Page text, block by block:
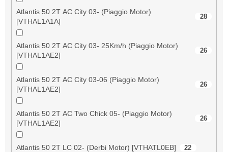
Atlantis 50 2T AC City 03- (Piaggio Motor)
[VTHAL1A1A]
28
Atlantis 50 2T AC City 03- 25Km/h (Piaggio Motor)
[VTHAL1AE2]
26
Atlantis 50 2T AC City 03-06 (Piaggio Motor)
[VTHAL1AE2]
26
Atlantis 50 2T AC Two Chick 05- (Piaggio Motor)
[VTHAL1AE2]
26
Atlantis 50 2T LC 02- (Derbi Motor) [VTHATL0EB] 22